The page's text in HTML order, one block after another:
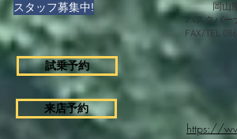
スタッフ募集中!
試乗予約
来店予約
岡山
ハスクバー
FAX/TEL
https://